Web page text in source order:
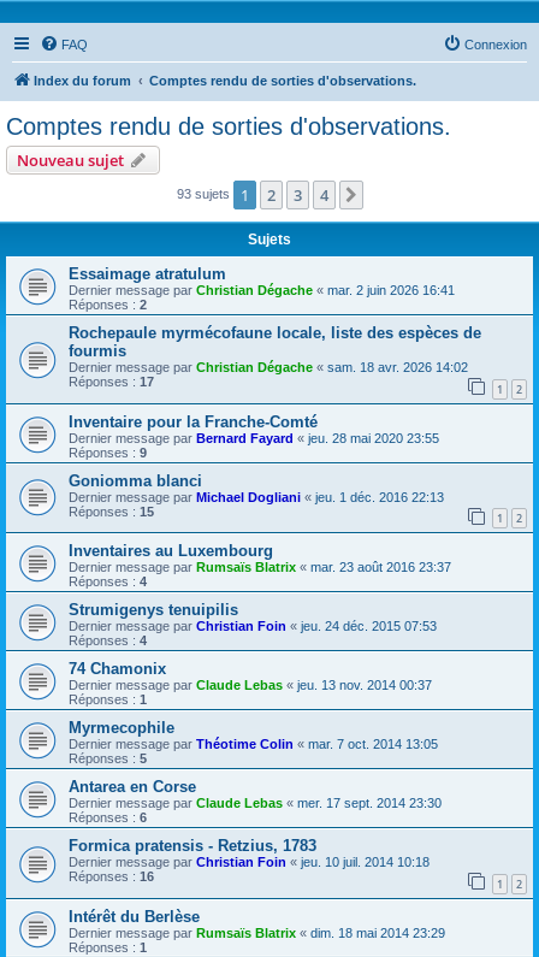
FAQ Connexion
Index du forum Comptes rendu de sorties d'observations.
Comptes rendu de sorties d'observations.
Nouveau sujet
93 sujets 1 2 3 4
Sujets
Essaimage atratulum
Dernier message par Christian Dégache « mar. 2 juin 2026 16:41
Réponses : 2
Rochepaule myrmécofaune locale, liste des espèces de
fourmis
Dernier message par Christian Dégache « sam. 18 avr. 2026 14:02
Réponses : 17 1 2
Inventaire pour la Franche-Comté
Dernier message par Bernard Fayard « jeu. 28 mai 2020 23:55
Réponses : 9
Goniomma blanci
Dernier message par Michael Dogliani « jeu. 1 déc. 2016 22:13
Réponses : 15 1 2
Inventaires au Luxembourg
Dernier message par Rumsaïs Blatrix « mar. 23 août 2016 23:37
Réponses : 4
Strumigenys tenuipilis
Dernier message par Christian Foin « jeu. 24 déc. 2015 07:53
Réponses : 4
74 Chamonix
Dernier message par Claude Lebas « jeu. 13 nov. 2014 00:37
Réponses : 1
Myrmecophile
Dernier message par Théotime Colin « mar. 7 oct. 2014 13:05
Réponses : 5
Antarea en Corse
Dernier message par Claude Lebas « mer. 17 sept. 2014 23:30
Réponses : 6
Formica pratensis - Retzius, 1783
Dernier message par Christian Foin « jeu. 10 juil. 2014 10:18
Réponses : 16 1 2
Intérêt du Berlèse
Dernier message par Rumsaïs Blatrix « dim. 18 mai 2014 23:29
Réponses : 1